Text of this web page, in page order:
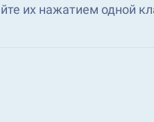
их нажатием одной